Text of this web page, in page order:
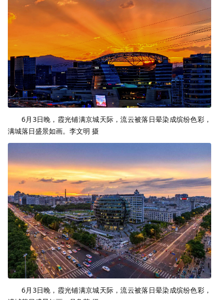
6月3日晚，霞光铺满京城天际，流云被落日晕染成缤纷色彩，
满城落日盛景如画。李文明 摄
6月3日晚，霞光铺满京城天际，流云被落日晕染成缤纷色彩，